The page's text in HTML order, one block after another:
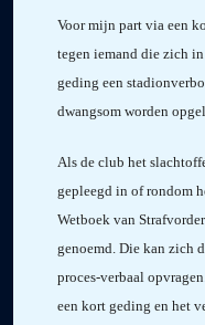
Voor mijn part via een
tegen iemand die zich
geding een
dwangsom worden
Als de club het
gepleegd in of rondom
Wetboek van
genoemd. Die kan zich
proces-verbaal
een kort geding en het